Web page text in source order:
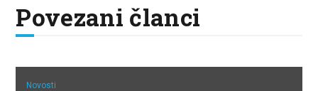
Povezani članci
Novosti